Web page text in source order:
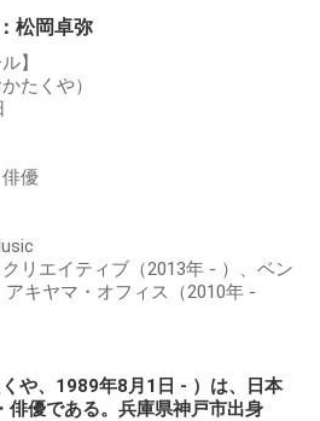
松岡卓弥
】
たくや）
優
リエイティブ（2013年 - ）、ベン
アキヤマ・オフィス（2010年 -
や、1989年8月1日 - ）は、日本
俳優である。兵庫県神戸市出身